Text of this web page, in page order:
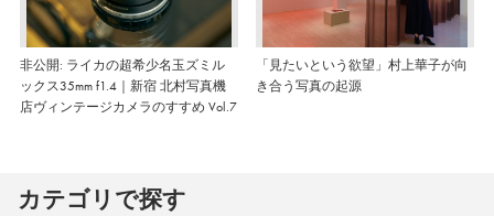
非公開: ライカの超希少名玉ズミル
ックス35mm f1.4｜新宿 北村写真機
店ヴィンテージカメラのすすめ Vol.7
「見たいという欲望」村上華子が向
き合う写真の起源
カテゴリで探す